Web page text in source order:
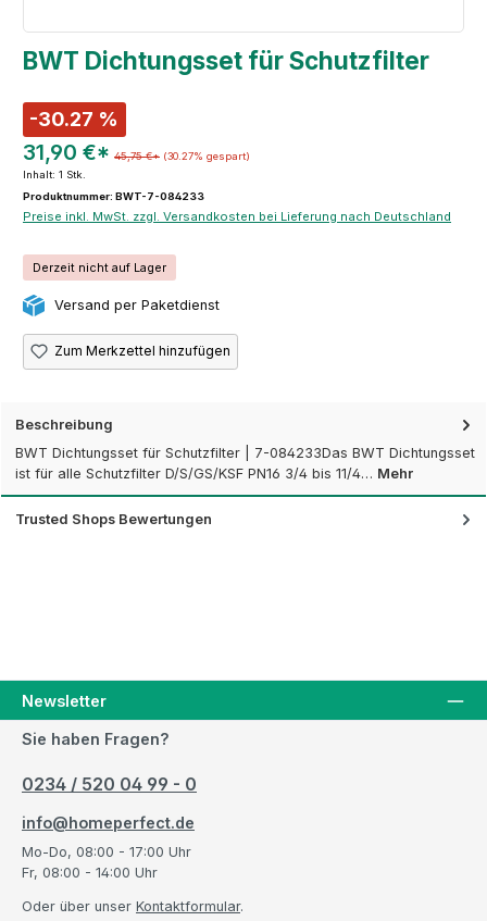
BWT Dichtungsset für Schutzfilter
-30.27 %
31,90 €* 45,75 €* (30.27% gespart)
Inhalt: 1 Stk.
Produktnummer: BWT-7-084233
Preise inkl. MwSt. zzgl. Versandkosten bei Lieferung nach Deutschland
Derzeit nicht auf Lager
Versand per Paketdienst
Zum Merkzettel hinzufügen
Beschreibung
BWT Dichtungsset für Schutzfilter | 7-084233Das BWT Dichtungsset
ist für alle Schutzfilter D/S/GS/KSF PN16 3/4 bis 11/4… Mehr
Trusted Shops Bewertungen
Newsletter
Sie haben Fragen?
0234 / 520 04 99 - 0
info@homeperfect.de
Mo-Do, 08:00 - 17:00 Uhr
Fr, 08:00 - 14:00 Uhr
Oder über unser Kontaktformular.